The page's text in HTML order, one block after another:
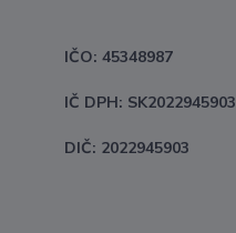
IČO: 45348987
IČ DPH: SK2022945903
DIČ: 2022945903